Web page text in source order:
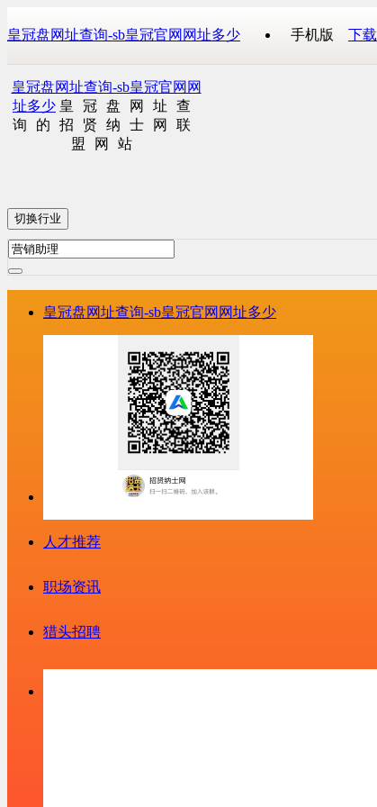
皇冠盘网址查询-sb皇冠官网网址多少 手机版 下载
皇冠盘网址查询-sb皇冠官网网
址多少 皇冠盘网址查
询的招贤纳士网联
盟网站
切换行业
皇冠盘网址查询-sb皇冠官网网址多少
人才推荐
职场资讯
猎头招聘